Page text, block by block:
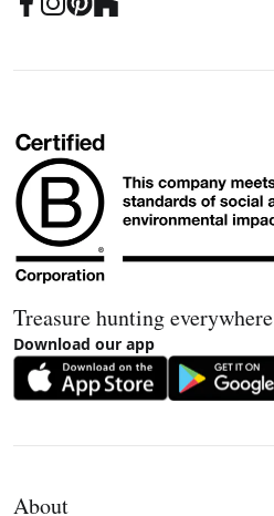
Treasure hunting everywhere
Download our app
About